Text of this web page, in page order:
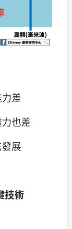
差
也差
展
技術